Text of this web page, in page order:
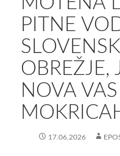
PITNE
OBREŽJE,
NOVA VAS
17.06.2026